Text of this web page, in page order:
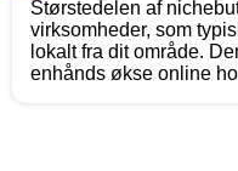
Størstedelen af
virksomheder, som
lokalt fra dit område.
enhånds økse online